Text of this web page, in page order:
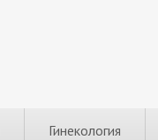
Гинекология